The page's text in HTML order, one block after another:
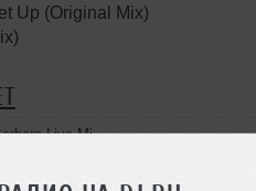
Up (Original Mix)
Mix 24.01.2026